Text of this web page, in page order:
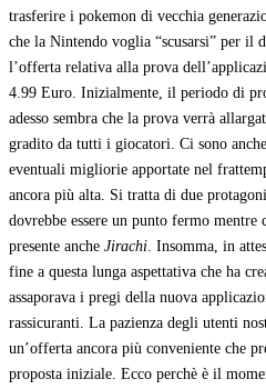
trasferire i pokemon di vecchia
che la Nintendo voglia “scusarsi” per il
l’offerta relativa alla prova
4.99 Euro. Inizialmente, il periodo di
adesso sembra che la prova verrà
gradito da tutti i giocatori. Ci sono
eventuali migliorie apportate nel
ancora più alta. Si tratta di due
dovrebbe essere un punto fermo
presente anche Jirachi . Insomma, in
fine a questa lunga aspettativa che ha
assaporava i pregi della nuova
rassicuranti. La pazienza degli utenti
un’offerta ancora più conveniente che
proposta iniziale. Ecco perchè è il